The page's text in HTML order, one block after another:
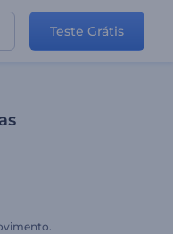
Teste Grátis